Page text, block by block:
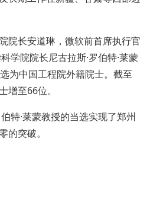
长安道琳，微软前首席执行官
学院院长尼古拉斯·罗伯特·莱蒙
为中国工程院外籍院士。截至
增至66位。
·莱蒙教授的当选实现了郑州
的突破。